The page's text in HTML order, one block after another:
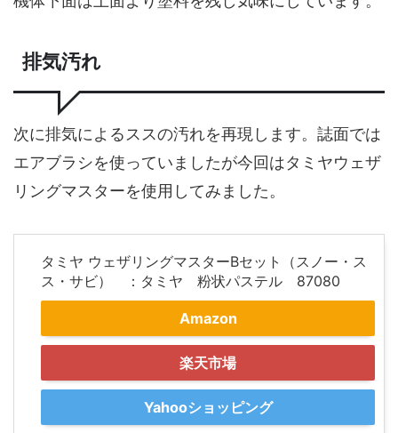
排気汚れ
次に排気によるススの汚れを再現します。誌面では
エアブラシを使っていましたが今回はタミヤウェザ
リングマスターを使用してみました。
タミヤ ウェザリングマスターBセット（スノー・ス
ス・サビ） ：タミヤ 粉状パステル 87080
Amazon
楽天市場
Yahooショッピング